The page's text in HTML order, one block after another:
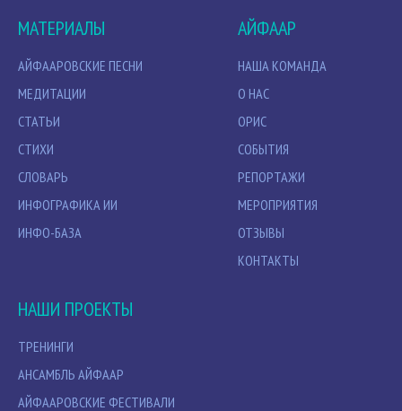
МАТЕРИАЛЫ
АЙФААРОВСКИЕ ПЕСНИ
МЕДИТАЦИИ
СТАТЬИ
СТИХИ
СЛОВАРЬ
ИНФОГРАФИКА ИИ
ИНФО-БАЗА
АЙФААР
НАША КОМАНДА
О НАС
ОРИС
СОБЫТИЯ
РЕПОРТАЖИ
МЕРОПРИЯТИЯ
ОТЗЫВЫ
КОНТАКТЫ
НАШИ ПРОЕКТЫ
ТРЕНИНГИ
АНСАМБЛЬ АЙФААР
АЙФААРОВСКИЕ ФЕСТИВАЛИ